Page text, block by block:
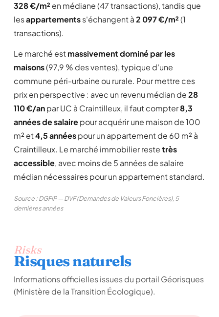
328 €/m² en médiane (47 transactions), tandis que
lesappartementss'échangent à2 097 €/m²(1
transactions).
Le marché estmassivement dominé par les
maisons(97,9 % des ventes), typique d'une
commune péri-urbaine ou rurale. Pour mettre ces
prix en perspective : avec un revenu médian de28
110 €/anpar UC à Craintilleux, il faut compter8,3
années de salairepour acquérir une maison de 100
m² et4,5 annéespour un appartement de 60 m² à
Craintilleux. Le marché immobilier restetrès
accessible, avec moins de 5 années de salaire
médian nécessaires pour un appartement standard.
Source : DGFiP — DVF (Demandes de Valeurs Foncières), 5
dernières années
Risks
Risques naturels
Informations officielles issues du portail Géorisques
(Ministère de la Transition Écologique).